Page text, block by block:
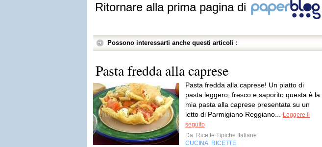
Ritornare alla prima pagina di
Possono interessarti anche questi articoli :
Pasta fredda alla caprese
Pasta fredda alla caprese! Un piatto di
pasta leggero, fresco e saporito questa è la
mia pasta alla caprese presentata su un
letto di Parmigiano Reggiano...
Leggere il
seguito
Da Ricette Tipiche Italiane
CUCINA RICETTE